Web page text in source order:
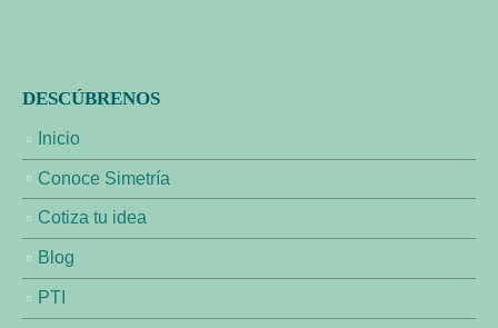
DESCÚBRENOS
Inicio
Conoce Simetría
Cotiza tu idea
Blog
PTI